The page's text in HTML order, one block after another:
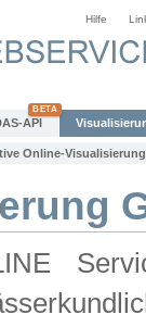
Hilfe
API
Online-Visualisierung